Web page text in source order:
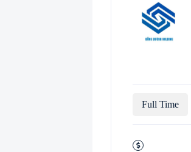
Full Time